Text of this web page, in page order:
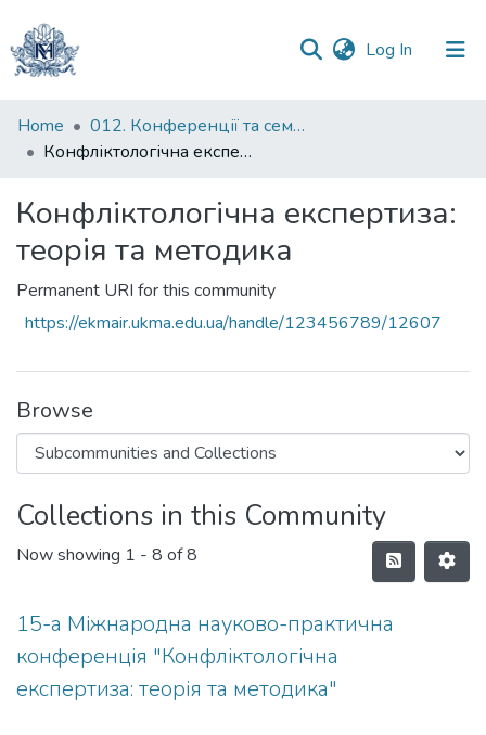
Log In (current)
Communities
&
All of DSpace
Home
012. Конференції та семінари НаУКМА
Конфліктологічна експертиза: теорія та методика
Конфліктологічна експертиза:
теорія та методика
Permanent URI for this community
https://ekmair.ukma.edu.ua/handle/123456789/12607
Browse
Collections in this Community
Now showing 1 - 8 of 8
15-а Міжнародна науково-практична
конференція "Конфліктологічна
експертиза: теорія та методика"